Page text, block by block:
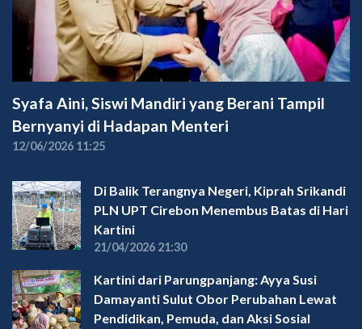
Syafa Aini, Siswi Mandiri yang Berani Tampil
Bernyanyi di Hadapan Menteri
12/06/2026 11:25
Di Balik Terangnya Negeri, Kiprah Srikandi
PLN UPT Cirebon Menembus Batas di Hari
Kartini
21/04/2026 21:30
Kartini dari Parungpanjang: Ayya Susi
Damayanti Sulut Obor Perubahan Lewat
Pendidikan, Pemuda, dan Aksi Sosial